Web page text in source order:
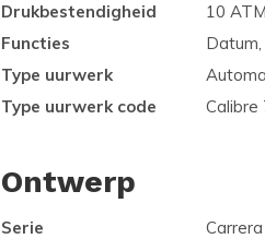
Drukbestendigheid
10
Functies
Type uurwerk
Type uurwerk code
Calibre
Ontwerp
Serie
Carrera